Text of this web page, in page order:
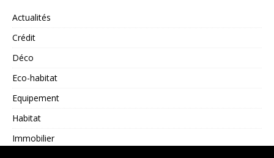
Actualités
Crédit
Déco
Eco-habitat
Equipement
Habitat
Immobilier